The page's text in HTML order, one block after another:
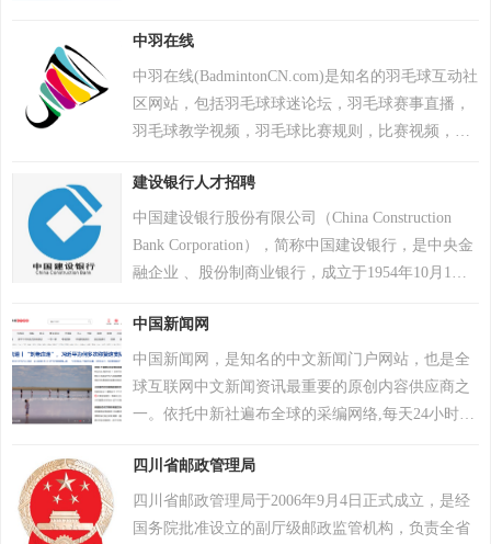
年12月，入选Steam2025年热门游戏榜单年度热门游
戏榜、年度畅销榜。
景，2019年品牌升级后聚焦全球化战略，在中国等
重点市场保持合作，曾中标中央政府采购项目并获
2023年世界互联网大会科技奖。
中羽在线
中羽在线(BadmintonCN.com)是知名的羽毛球互动社
区网站，包括羽毛球球迷论坛，羽毛球赛事直播，
羽毛球教学视频，羽毛球比赛规则，比赛视频，技
APP等栏目，拥有专业丰富的羽毛球资讯和火爆的
球迷互动社区以及各类羽毛球商品优惠促销信息和
众多中羽商家。
建设银行人才招聘
中国建设银行股份有限公司（China Construction
Bank Corporation），简称中国建设银行，是中央金
融企业 、股份制商业银行，成立于1954年10月1
务有公司金融业务、个人金融业务、资金资管业务
等。股票名称为建设银行；股票代码为601939(A
股)、939(H股)。建设银行于2021年9月入选中华慈
善奖表彰名单；2022年8月，在财富世界500强排行
排名第6位 ；2024年《财富》世界500强排名第30
位；2024年，英国《银行家》杂志全球银行1000强
排行榜位列第2名。
中国新闻网
中国新闻网，是知名的中文新闻门户网站，也是全
球互联网中文新闻资讯最重要的原创内容供应商之
一。依托中新社遍布全球的采编网络,每天24小时面
图片、视频等多样化的资讯服务。在新闻报道方
面，中新网动态新闻及时准确，解释性报道角度独
特，稿件被国内外网络媒体大量转载。
四川省邮政管理局
四川省邮政管理局于2006年9月4日正式成立，是经
国务院批准设立的副厅级邮政监管机构，负责全省